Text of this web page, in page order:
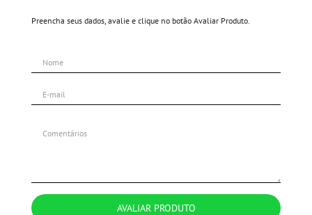
Preencha seus dados, avalie e clique no botão Avaliar Produto.
AVALIAR PRODUTO